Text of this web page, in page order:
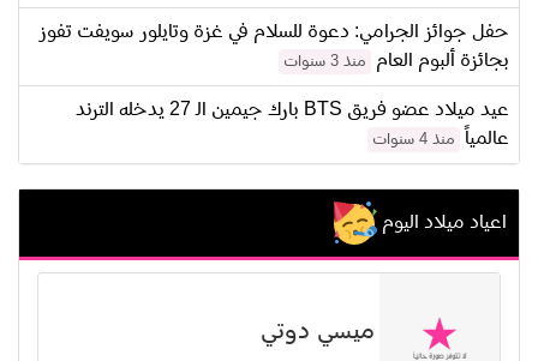
حفل جوائز الجرامي: دعوة للسلام في غزة وتايلور سويفت تفوز
بجائزة ألبوم العام
منذ 3 سنوات
عيد ميلاد عضو فريق BTS بارك جيمين الـ 27 يدخله الترند
عالمياً
منذ 4 سنوات
اعياد ميلاد اليوم
ميسي دوتي